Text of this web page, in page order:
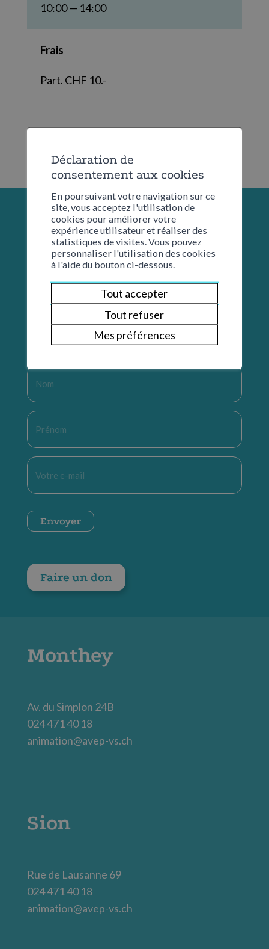
10:00 — 14:00
Frais
Part. CHF 10.-
Restons en contact
Nom
Prénom
E-
mail
CAPTCHA
Envoyer
Faire un don
Monthey
Av. du Simplon 24B
024 471 40 18
animation@avep-vs.ch
Sion
Rue de Lausanne 69
024 471 40 18
animation@avep-vs.ch
Déclaration de
consentement aux cookies
En poursuivant votre navigation sur ce
site, vous acceptez l'utilisation de
cookies pour améliorer votre
expérience utilisateur et réaliser des
statistiques de visites. Vous pouvez
personnaliser l'utilisation des cookies
à l'aide du bouton ci-dessous.
Tout accepter
Tout refuser
Mes préférences